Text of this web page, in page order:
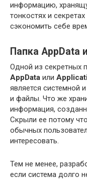
информацию,
тонкостях и
сэкономить себе
Папка AppData
Одной из секретных
AppData или
является системной
и файлы. Что же
информация,
Скрыли ее потому
обычных
интересовать.
Тем не менее,
если система долго